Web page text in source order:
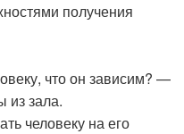
получения
что он зависим? —
из зала.
человеку на его